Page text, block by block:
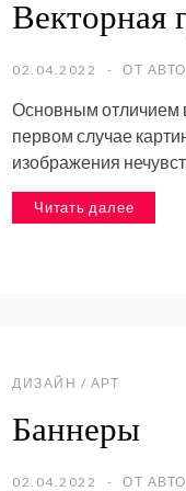
Векторная
02.04.2022 ОТ
Основным отличием
первом случае
изображения
Читать далее
ДИЗАЙН / АРТ
Баннеры
02.04.2022 ОТ